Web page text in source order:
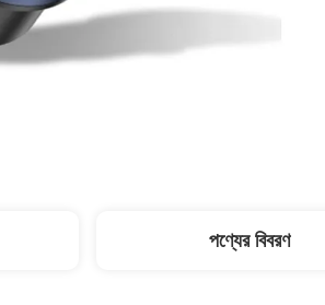
পণ্যের বিবরণ